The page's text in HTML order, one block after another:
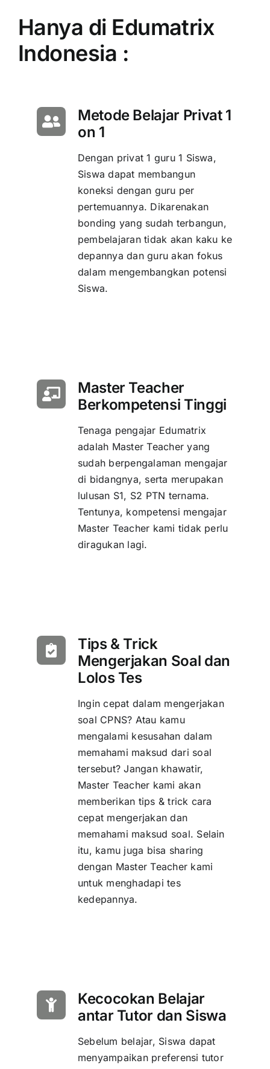
Hanya di Edumatrix
Indonesia :
Metode Belajar Privat 1
on 1
Dengan privat 1 guru 1 Siswa,
Siswa dapat membangun
koneksi dengan guru per
pertemuannya. Dikarenakan
bonding yang sudah terbangun,
pembelajaran tidak akan kaku ke
depannya dan guru akan fokus
dalam mengembangkan potensi
Siswa.
Master Teacher
Berkompetensi Tinggi
Tenaga pengajar Edumatrix
adalah Master Teacher yang
sudah berpengalaman mengajar
di bidangnya, serta merupakan
lulusan S1, S2 PTN ternama.
Tentunya, kompetensi mengajar
Master Teacher kami tidak perlu
diragukan lagi.
Tips & Trick
Mengerjakan Soal dan
Lolos Tes
Ingin cepat dalam mengerjakan
soal CPNS? Atau kamu
mengalami kesusahan dalam
memahami maksud dari soal
tersebut? Jangan khawatir,
Master Teacher kami akan
memberikan tips & trick cara
cepat mengerjakan dan
memahami maksud soal. Selain
itu, kamu juga bisa sharing
dengan Master Teacher kami
untuk menghadapi tes
kedepannya.
Kecocokan Belajar
antar Tutor dan Siswa
Sebelum belajar, Siswa dapat
menyampaikan preferensi tutor